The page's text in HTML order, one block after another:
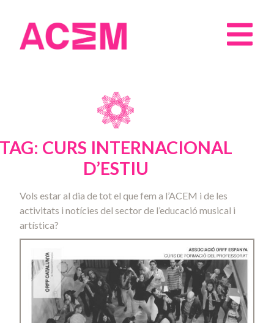
CURS INTERNACIONAL
D’ESTIU
Vols estar al dia de tot el que fem a l’ACEM i de les
activitats i notícies del sector de l’educació musical i
artística?